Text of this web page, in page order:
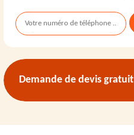
Demande de devis gratuit